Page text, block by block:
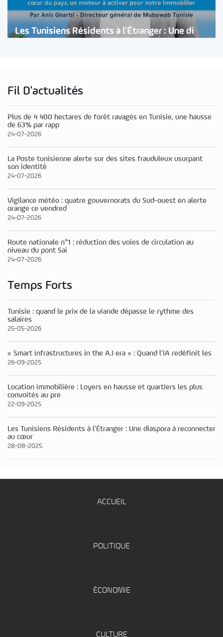
Les Tunisiens Résidents à l’Étranger : Une di
Fil D'actualités
Plus de 4 400 hectares de forêt ravagés en Tunisie, une hausse
de 63% par rapp
24-07-2026
La Poste tunisienne alerte sur des sites frauduleux usurpant
son identité
24-07-2026
Vigilance météo : quatre gouvernorats du Sud-ouest en alerte
orange ce vendred
24-07-2026
Route nationale n°1 : réduction des voies de circulation au
niveau du pont Sai
24-07-2026
Temps Forts
Tunisie : quand le prix de la viande dépasse le rythme des
salaires
25-05-2026
« Smart infrastructures in the A.I era » : Quand l’IA redéfinit les
26-09-2025
Location immobilière : Loyers en hausse et quartiers les plus
convoités au pre
22-09-2025
Les Tunisiens Résidents à l’Étranger : Une diaspora à reconnecter
au cœur
28-08-2025
ACCUEIL
POLITIQUE
ÉCONOMIE
CULTURE